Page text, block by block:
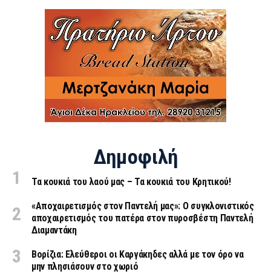
Δημοφιλή
Τα κουκιά του λαού μας – Τα κουκιά του Κρητικού!
«Aποχαιρετισμός στον Παντελή μας»: Ο συγκλονιστικός
αποχαιρετισμός του πατέρα στον πυροσβέστη Παντελή
Διαμαντάκη
Βορίζια: Ελεύθεροι οι Καργάκηδες αλλά με τον όρο να
μην πλησιάσουν στο χωριό